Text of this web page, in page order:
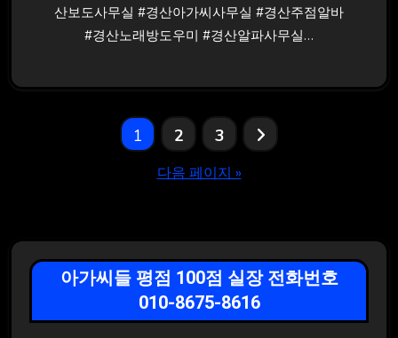
산보도사무실 #경산아가씨사무실 #경산주점알바
#경산노래방도우미 #경산알파사무실…
지
매
김
1 2 3
다음 페이지 »
아가씨들 평점 100점 실장 전화번호
010-8675-8616